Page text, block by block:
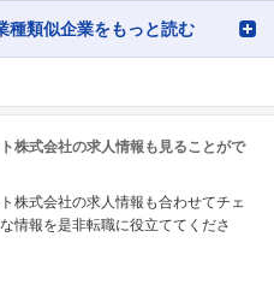
種類似企業をもっと読む
株式会社の求人情報も見ることがで
株式会社の求人情報も合わせてチェ
情報を是非転職に役立ててくださ